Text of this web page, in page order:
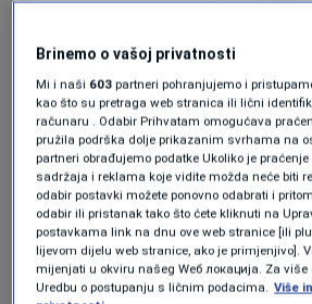
odlučivao o privremenoj mjeri
zaključka Senata sa sjednice
13.04. Dakle, mi smo i tada i
Senat ne može da raspravlja
doktorata jer nisu ispunjene
pretpostavke. U tom smislu
članovima Senata i rektoru
podnesak, odnosno zahtjev
Brinemo o vašoj privatnosti
Mi i naši 603 partneri pohranjujemo i
kao što su pretraga web stranica ili lični
računaru . Odabir Prihvatam omogućava
pružila podrška dolje prikazanim svrhama na
partneri obrađujemo podatke Ukoliko je
sadržaja i reklama koje vidite možda neće biti
odabir postavki možete ponovno odabrati i
odabir ili pristanak tako što ćete kliknuti na
postavkama link na dnu ove web stranice [ili
lijevom dijelu web stranice, ako je primjenjivo].
mijenjati u okviru našeg Wеб локација. Za više
Uredbu o postupanju s ličnim podacima. Više